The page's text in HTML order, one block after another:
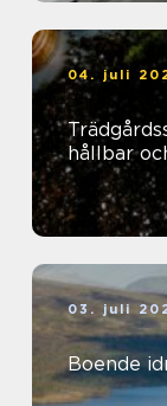
04. juli
hållbar
03. juli